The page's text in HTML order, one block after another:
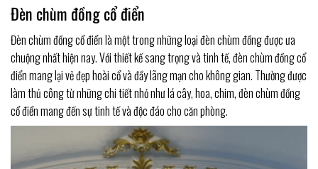
Đèn chùm đồng cổ điển
Đèn chùm đồng cổ điển là một trong những loại đèn chùm đồng được ưa
chuộng nhất hiện nay. Với thiết kế sang trọng và tinh tế, đèn chùm đồng cổ
điển mang lại vẻ đẹp hoài cổ và đầy lãng mạn cho không gian. Thường được
làm thủ công từ những chi tiết nhỏ như lá cây, hoa, chim, đèn chùm đồng
cổ điển mang đến sự tinh tế và độc đáo cho căn phòng.